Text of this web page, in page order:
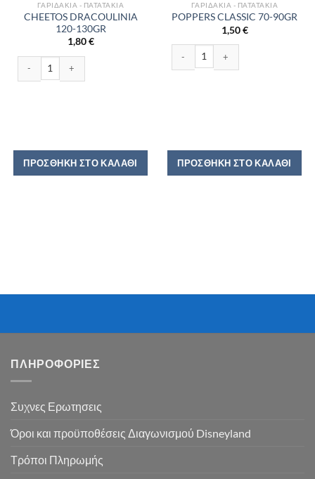
ΓΑΡΙΔΆΚΙΑ - ΠΑΤΑΤΆΚΙΑ
CHEETOS DRACOULINIA
120-130GR
1,80€
ΠΡΟΣΘΉΚΗ ΣΤΟ ΚΑΛΆΘΙ
ΓΑΡΙΔΆΚΙΑ - ΠΑΤΑΤΆΚΙΑ
POPPERS CLASSIC 70-90GR
1,50€
POPPERS CLASSIC 70-90GR
ΠΡΟΣΘΉΚΗ ΣΤΟ ΚΑΛΆΘΙ
ΠΛΗΡΟΦΟΡΙΕΣ
Συχνες Ερωτησεις
Όροι και προϋποθέσεις Διαγωνισμού Disneyland
Τρόποι Πληρωμής